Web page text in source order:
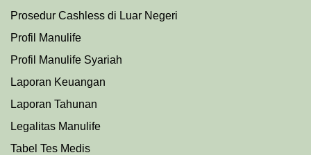
Prosedur Cashless di Luar Negeri
Profil Manulife
Profil Manulife Syariah
Laporan Keuangan
Laporan Tahunan
Legalitas Manulife
Tabel Tes Medis